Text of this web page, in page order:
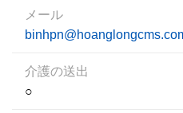
メール
介護の送出
○